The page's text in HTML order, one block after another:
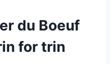
du Boeuf
for trin